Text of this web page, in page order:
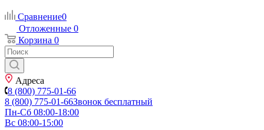
Сравнение0
Отложенные 0
Корзина 0
Адреса
8 (800) 775-01-66
8 (800) 775-01-66Звонок бесплатный
Пн-Сб 08:00-18:00
Вс 08:00-15:00